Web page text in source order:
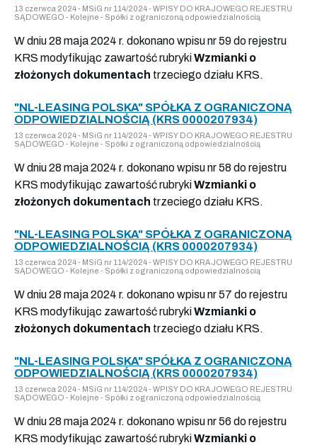
13 czerwca 2024 - MSiG nr 114/2024 - WPISY DO KRAJOWEGO REJESTRU
SĄDOWEGO - Kolejne - Spółki z ograniczoną odpowiedzialnością
W dniu 28 maja 2024 r. dokonano wpisu nr 59 do rejestru
KRS modyfikując zawartość rubrykiWzmianki o
złożonych dokumentach trzeciego działu KRS.
"NL-LEASING POLSKA" SPÓŁKA Z OGRANICZONĄ
ODPOWIEDZIALNOŚCIĄ (KRS 0000207934)
13 czerwca 2024 - MSiG nr 114/2024 - WPISY DO KRAJOWEGO REJESTRU
SĄDOWEGO - Kolejne - Spółki z ograniczoną odpowiedzialnością
W dniu 28 maja 2024 r. dokonano wpisu nr 58 do rejestru
KRS modyfikując zawartość rubrykiWzmianki o
złożonych dokumentach trzeciego działu KRS.
"NL-LEASING POLSKA" SPÓŁKA Z OGRANICZONĄ
ODPOWIEDZIALNOŚCIĄ (KRS 0000207934)
13 czerwca 2024 - MSiG nr 114/2024 - WPISY DO KRAJOWEGO REJESTRU
SĄDOWEGO - Kolejne - Spółki z ograniczoną odpowiedzialnością
W dniu 28 maja 2024 r. dokonano wpisu nr 57 do rejestru
KRS modyfikując zawartość rubrykiWzmianki o
złożonych dokumentach trzeciego działu KRS.
"NL-LEASING POLSKA" SPÓŁKA Z OGRANICZONĄ
ODPOWIEDZIALNOŚCIĄ (KRS 0000207934)
13 czerwca 2024 - MSiG nr 114/2024 - WPISY DO KRAJOWEGO REJESTRU
SĄDOWEGO - Kolejne - Spółki z ograniczoną odpowiedzialnością
W dniu 28 maja 2024 r. dokonano wpisu nr 56 do rejestru
KRS modyfikując zawartość rubrykiWzmianki o